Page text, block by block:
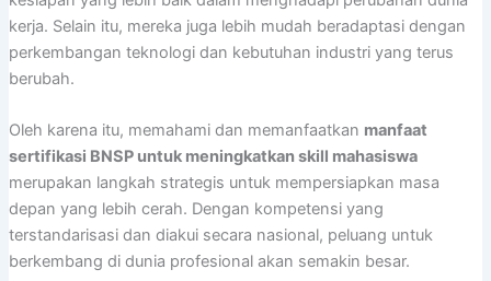
kerja. Selain itu, mereka juga lebih mudah beradaptasi dengan
perkembangan teknologi dan kebutuhan industri yang terus
berubah.
Oleh karena itu, memahami dan memanfaatkan manfaat
sertifikasi BNSP untuk meningkatkan skill mahasiswa
merupakan langkah strategis untuk mempersiapkan masa
depan yang lebih cerah. Dengan kompetensi yang
terstandarisasi dan diakui secara nasional, peluang untuk
berkembang di dunia profesional akan semakin besar.